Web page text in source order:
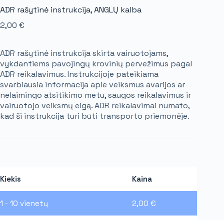
ADR rašytinė instrukcija, ANGLŲ kalba
2,00 €
ADR rašytinė instrukcija skirta vairuotojams,
vykdantiems pavojingų krovinių pervežimus pagal
ADR reikalavimus. Instrukcijoje pateikiama
svarbiausia informacija apie veiksmus avarijos ar
nelaimingo atsitikimo metu, saugos reikalavimus ir
vairuotojo veiksmų eigą. ADR reikalavimai numato,
kad ši instrukcija turi būti transporto priemonėje.
Kiekis Kaina
1 - 10 vienetų 2,00 €